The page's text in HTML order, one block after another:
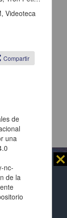
sus
a
licencias
⨯
Videoteca
Compartir
de
una
nc-
de la